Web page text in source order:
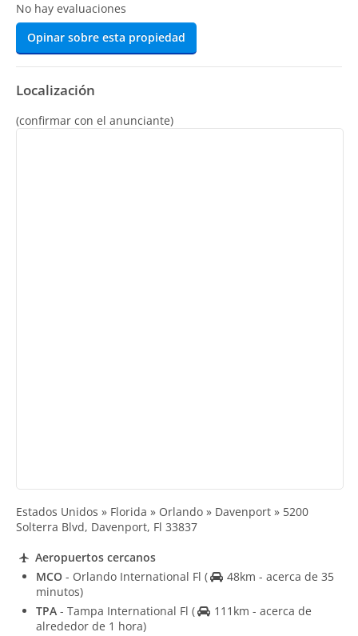
No hay evaluaciones
Opinar sobre esta propiedad
Localización
(confirmar con el anunciante)
Estados Unidos » Florida » Orlando » Davenport » 5200
Solterra Blvd, Davenport, Fl 33837
Aeropuertos cercanos
MCO - Orlando International Fl (
48km - acerca de 35
minutos)
TPA - Tampa International Fl (
111km - acerca de
alrededor de 1 hora)